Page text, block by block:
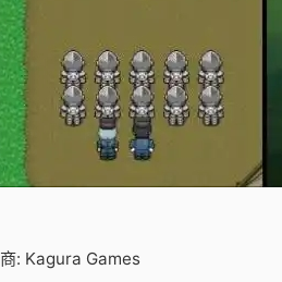
: Kagura Games